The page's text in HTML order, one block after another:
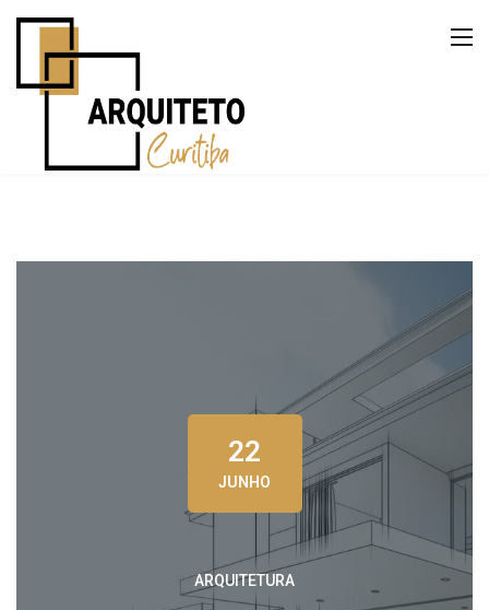
22
JUNHO
ARQUITETURA